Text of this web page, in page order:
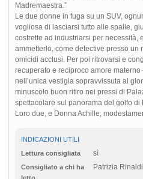
Madremaestra.”
Le due donne in fuga su un SUV,
vogliosa di lasciarsi tutto alle spalle,
costrette ad industriarsi per necessità,
ammetterlo, come detective presso un
omicidi acclusi. Per poi ritrovarsi e
recuperato e reciproco amore
nell’unica vestigia sopravvissuta al
minuscolo buon ritiro nei pressi di
spettacolare sul panorama del golfo di
Loro due, e Donna Achille,
INDICAZIONI UTILI
Lettura consigliata
sì
Consigliato a chi ha
Patrizia Rinaldi